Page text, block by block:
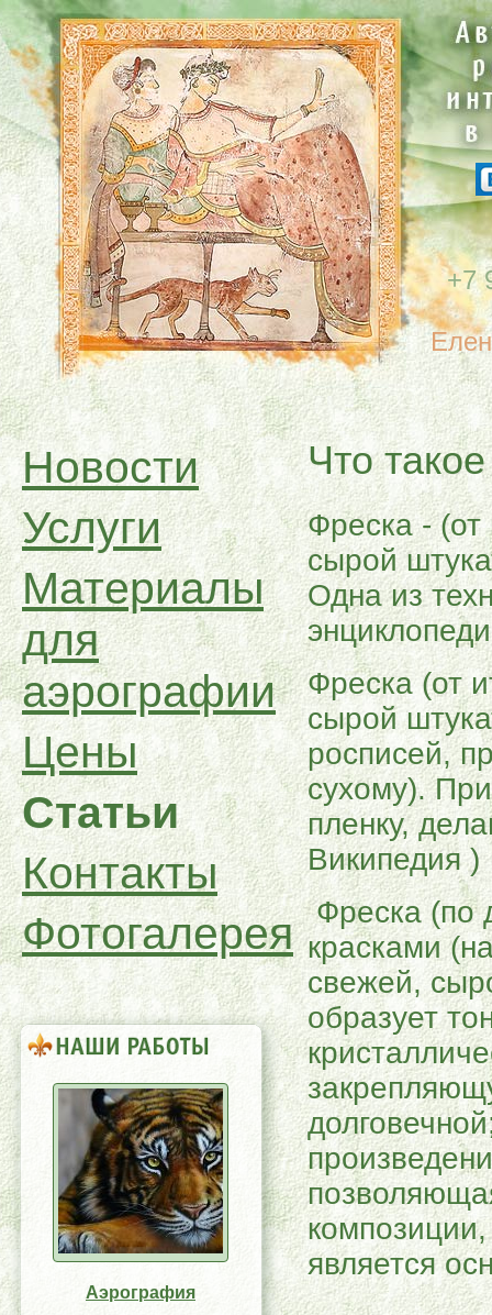
Что
Фреска -
сырой
Одна из
Фреска (от
сырой
росписей,
сухому).
пленку,
Википедия )
Фреска (по
красками
свежей,
образует
является
Новости
Услуги
Материалы
для
аэрографии
Цены
Статьи
Контакты
Фотогалерея
Аэрография
+7